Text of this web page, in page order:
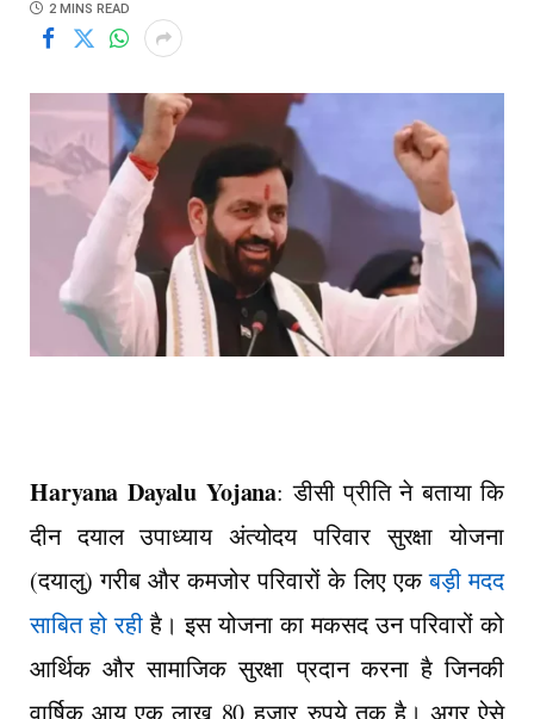
2 MINS READ
Haryana Dayalu Yojana: डीसी प्रीति ने बताया कि
दीन दयाल उपाध्याय अंत्योदय परिवार सुरक्षा योजना
(दयालु) गरीब और कमजोर परिवारों के लिए एकबड़ी मदद
साबित हो रहीहै। इस योजना का मकसद उन परिवारों को
आर्थिक और सामाजिक सुरक्षा प्रदान करना है जिनकी